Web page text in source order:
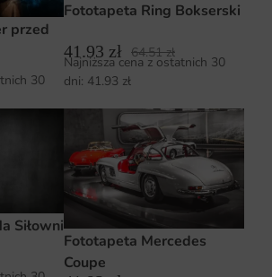
przed
30
Fototapeta Ring Bokserski
41.93 zł 64.51zł
Najniższa cena z ostatnich 30
dni: 41.93 zł
Siłowni
Fototapeta Mercedes
Coupe